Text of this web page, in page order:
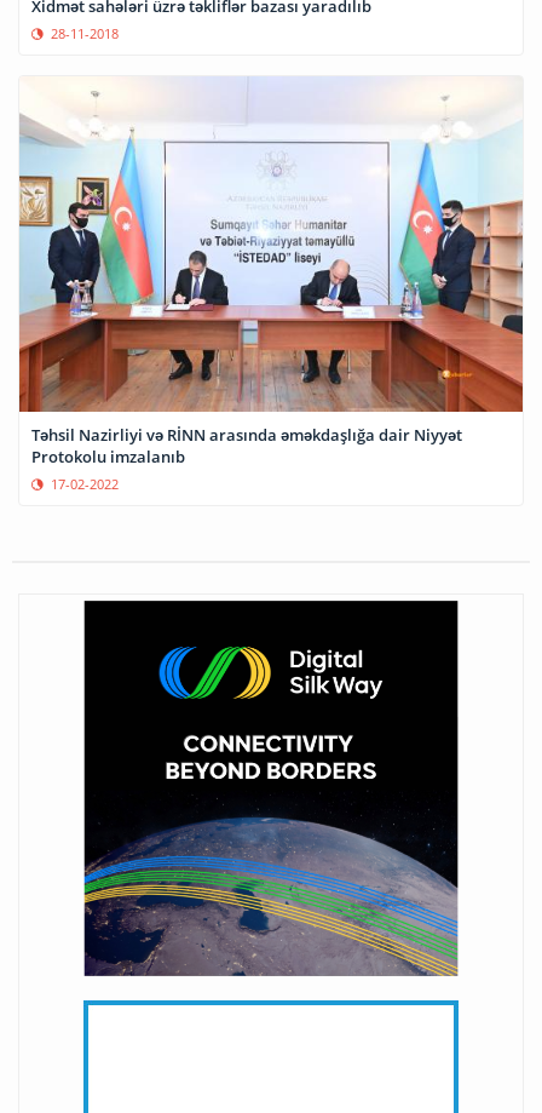
Xidmət sahələri üzrə təkliflər bazası yaradılıb
28-11-2018
Təhsil Nazirliyi və RİNN arasında əməkdaşlığa dair Niyyət
Protokolu imzalanıb
17-02-2022